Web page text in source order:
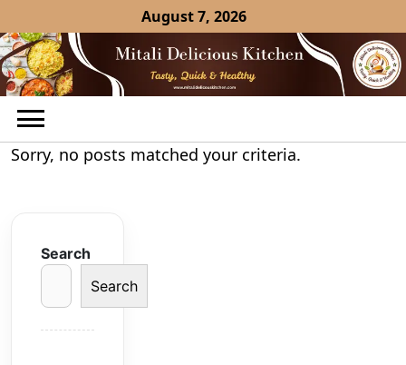
to
content
August 7, 2026
Sorry, no posts matched your criteria.
Search
Search